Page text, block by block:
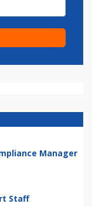
Manager
Staff